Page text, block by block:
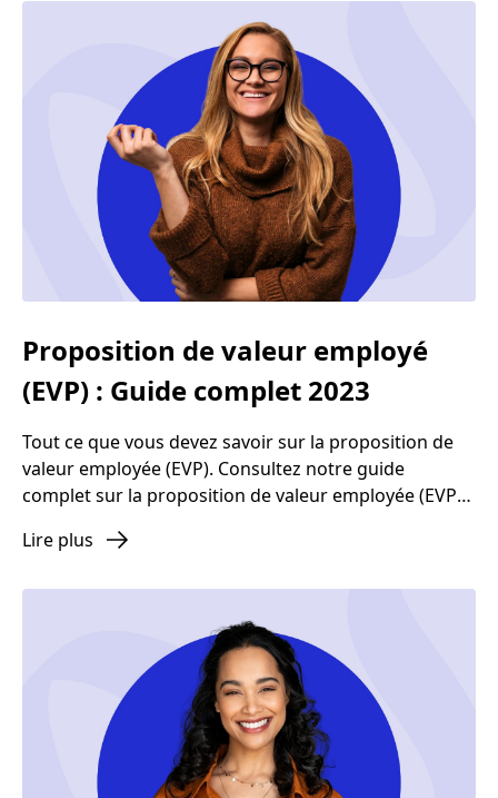
aspects légaux à considérer, la manière d'obtenir le
consentement du candidat, les informations à
conserver, les questions à éviter, et enfin, les
questions essentielles à poser lors de la vérification
des références professionnelles.
Proposition de valeur employé
(EVP) : Guide complet 2023
Tout ce que vous devez savoir sur la proposition de
valeur employée (EVP). Consultez notre guide
complet sur la proposition de valeur employée (EVP)
Lire plus